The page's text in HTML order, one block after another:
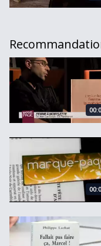
Femme à la
Marque-page -
Marque-page -